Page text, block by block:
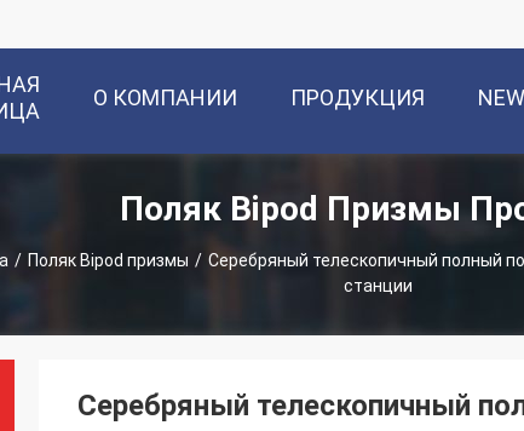
О КОМПАНИИ ПРОДУКЦИЯ
Поляк Bipod Призмы
/ Поляк Bipod призмы / Серебряный телескопичный полный
станции
Серебряный телескопичный